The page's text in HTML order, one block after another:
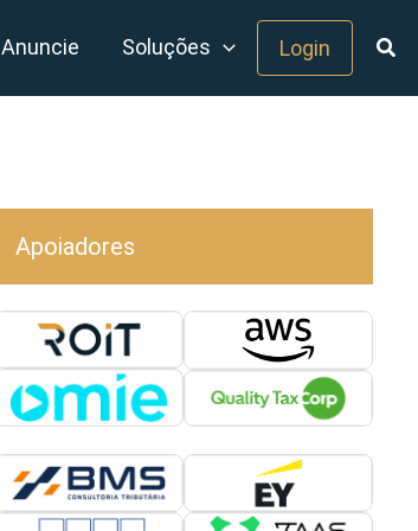
Anuncie Soluções Login
Apoiadores